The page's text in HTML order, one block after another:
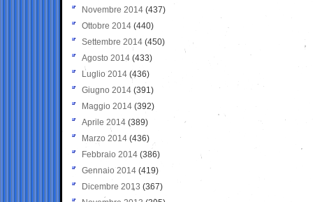
Novembre 2014 (437)
Ottobre 2014 (440)
Settembre 2014 (450)
Agosto 2014 (433)
Luglio 2014 (436)
Giugno 2014 (391)
Maggio 2014 (392)
Aprile 2014 (389)
Marzo 2014 (436)
Febbraio 2014 (386)
Gennaio 2014 (419)
Dicembre 2013 (367)